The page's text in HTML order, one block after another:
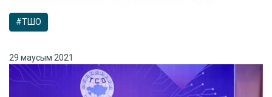
#ТШО
29 маусым 2021